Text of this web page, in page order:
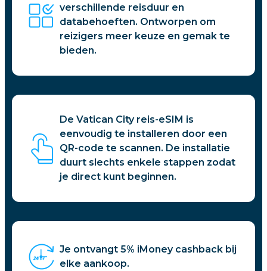
verschillende reisduur en
databehoeften. Ontworpen om
reizigers meer keuze en gemak te
bieden.
De Vatican City reis-eSIM is
eenvoudig te installeren door een
QR-code te scannen. De installatie
duurt slechts enkele stappen zodat
je direct kunt beginnen.
Je ontvangt 5% iMoney cashback bij
elke aankoop.